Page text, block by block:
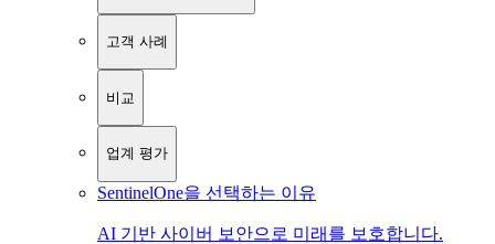
고객 사례
비교
업계 평가
SentinelOne을 선택하는 이유
AI 기반 사이버 보안으로 미래를 보호합니다.